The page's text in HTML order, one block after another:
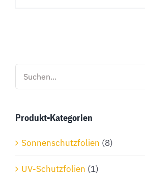
Die
können
Produktseite
Produkt-Kategorien
Sonnenschutzfolien (8)
UV-Schutzfolien (1)